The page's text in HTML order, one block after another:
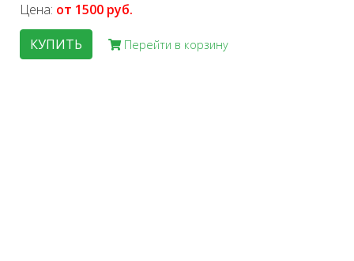
Цена: от 1500 руб.
КУПИТЬ
Перейти в корзину